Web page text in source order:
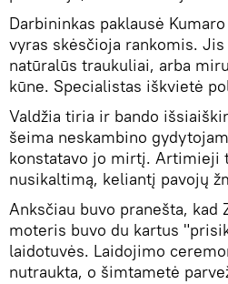
Darbininkas paklausė
vyras skėsčioja rankomis. Jis
natūralūs traukuliai, arba
kūne. Specialistas iškvietė
Valdžia tiria ir bando
šeima neskambino
konstatavo jo mirtį. Artimieji
nusikaltimą, keliantį pavojų
Anksčiau buvo pranešta,
moteris buvo du kartus
laidotuvės. Laidojimo
nutraukta, o šimtametė